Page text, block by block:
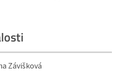
Závišková